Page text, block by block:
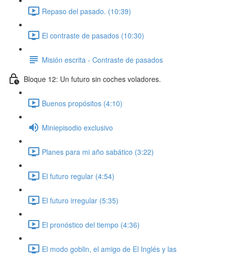
Repaso del pasado. (10:39)
El contraste de pasados (10:30)
Misión escrita - Contraste de pasados
Bloque 12: Un futuro sin coches voladores.
Buenos propósitos (4:10)
Miniepisodio exclusivo
Planes para mi año sabático (3:22)
El futuro regular (4:54)
El futuro irregular (5:35)
El pronóstico del tiempo (4:36)
El modo goblin, el amigo de El Inglés y las